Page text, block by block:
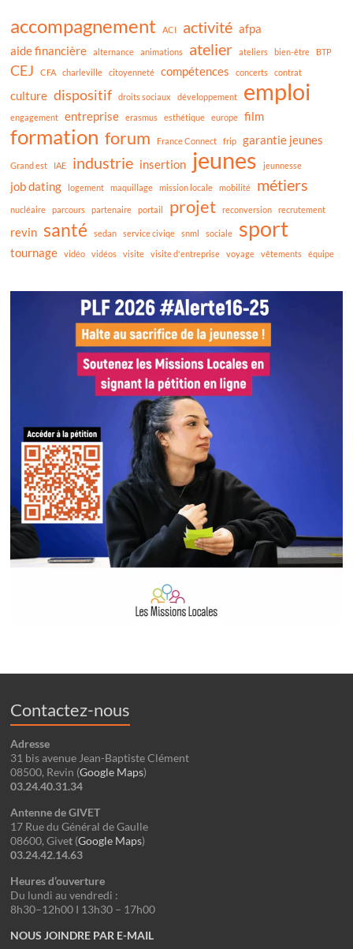
accompagnement ACI activité afpa
aide financière
alternance animations atelier ateliers bien-être BTP
CEJ CFA charleville citoyenneté compétences concerts contrat
culture dispositif droits sociaux développement emploi
engagement entreprise erasmus esthétique europe film
formation forum France Connect frip garantie jeunes
Grand est IAE industrie insertion jeunes jeunnesse
job dating logement maquillage mission locale mobilité métiers
nucléaire parcours partenaire portail projet reconversion recrutement
revin santé sedan service civiqe snml sociale sport
tournage vidéo vidéos visite visite d'entreprise voyage vêtements équipe
Contactez-nous
Adresse
31 bis avenue Jean-Baptiste Clément
08500, Revin (Google Maps)
03.24.40.31.34
Antenne de GIVET
17 Rue du Général de Gaulle
08600, Givet (Google Maps)
03.24.42.14.63
Heures d’ouverture
Du lundi au vendredi :
8h30–12h00 I 13h30 – 17h00
NOUS JOINDRE PAR E-MAIL